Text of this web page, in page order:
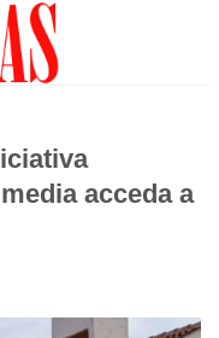
acceda a